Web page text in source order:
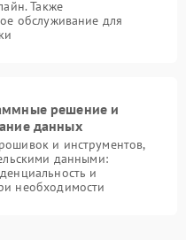
Также
обслуживание для
решение и
данных
и инструментов,
данными:
и
необходимости